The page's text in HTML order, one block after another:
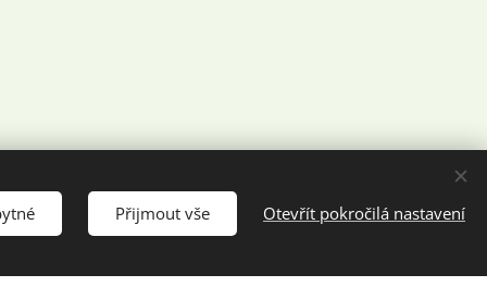
Přijmout vše Otevřít pokročilá nastavení